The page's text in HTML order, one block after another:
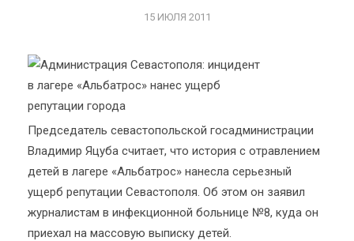
15 ИЮЛЯ 2011
Председатель севастопольской госадминистрации
Владимир Яцуба считает, что история с отравлением
детей в лагере «Альбатрос» нанесла серьезный
ущерб репутации Севастополя. Об этом он заявил
журналистам в инфекционной больнице №8, куда он
приехал на массовую выписку детей.